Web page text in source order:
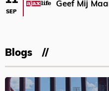
SEP
Geef Mij
Blogs